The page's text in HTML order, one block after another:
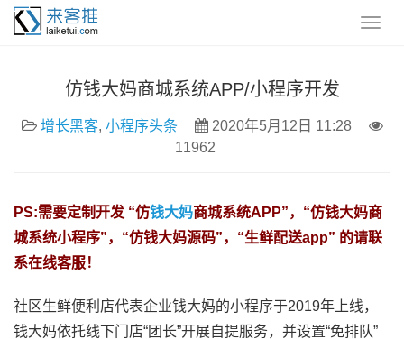
仿钱大妈商城系统APP/小程序开发
增长黑客, 小程序头条
2020年5月12日 11:28
11962
PS:需要定制开发 “仿钱大妈商城系统APP”，“仿钱大妈商
城系统小程序”，“仿钱大妈源码”，“生鲜配送app” 的请联
系在线客服！
社区生鲜便利店代表企业钱大妈的小程序于2019年上线，
钱大妈依托线下门店“团长”开展自提服务，并设置“免排队”